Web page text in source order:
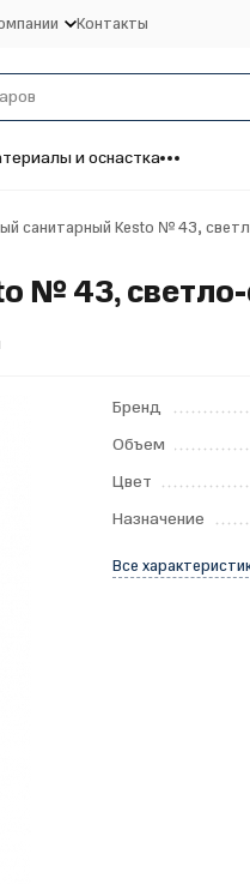
Контакты
и оснастка
санитарный Kesto № 43,
№ 43,
Бренд
Объем
Цвет
Назначение
Все